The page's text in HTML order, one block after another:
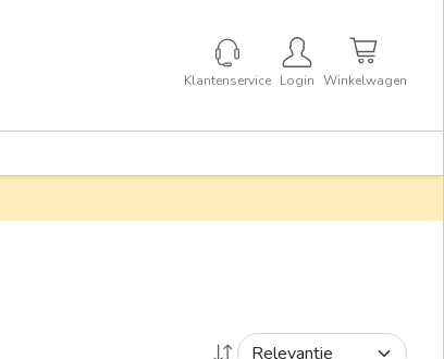
Klantenservice Login Winkelwagen